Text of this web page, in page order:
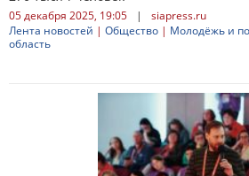
05 декабря 2025, 19:05 |
siapress.ru
Лента новостей | Общество | Молодёжь и
область